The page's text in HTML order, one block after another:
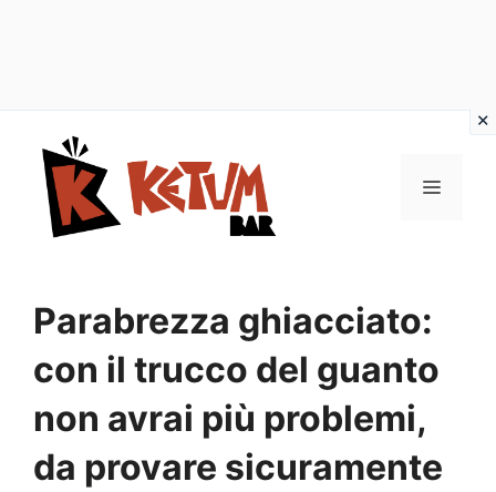
contenuto
Menu
Parabrezza ghiacciato:
con il trucco del guanto
non avrai più problemi,
da provare sicuramente